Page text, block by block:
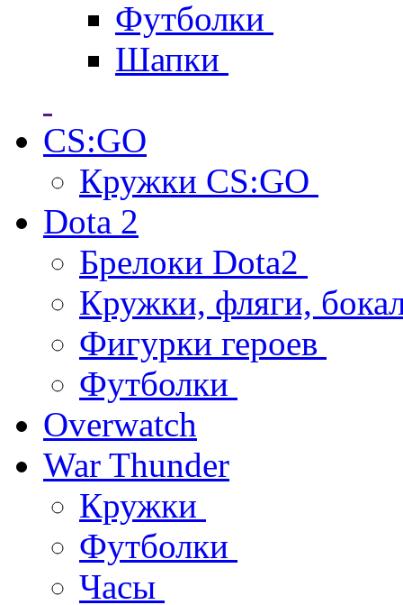
Футболки
Шапки
CS:GO
Кружки CS:GO
Dota 2
Брелоки Dota2
Кружки, фляги,
Фигурки героев
Футболки
Overwatch
War Thunder
Кружки
Футболки
Часы